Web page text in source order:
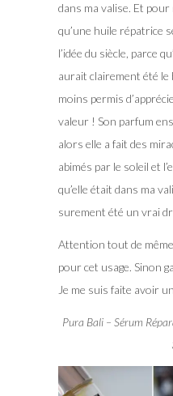
dans ma valise. Et pour
qu’une huile répatrice
l’idée du siècle, parce
aurait clairement été le
moins permis
valeur ! Son parfum
alors elle a fait des
abimés par le soleil et
qu’elle était dans ma
surement été un vrai
Attention tout de
pour cet usage. Sinon
Je me suis faite avoir
Pura Bali – Sérum